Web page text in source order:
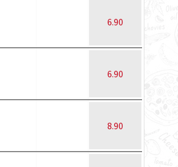
6.90
6.90
8.90